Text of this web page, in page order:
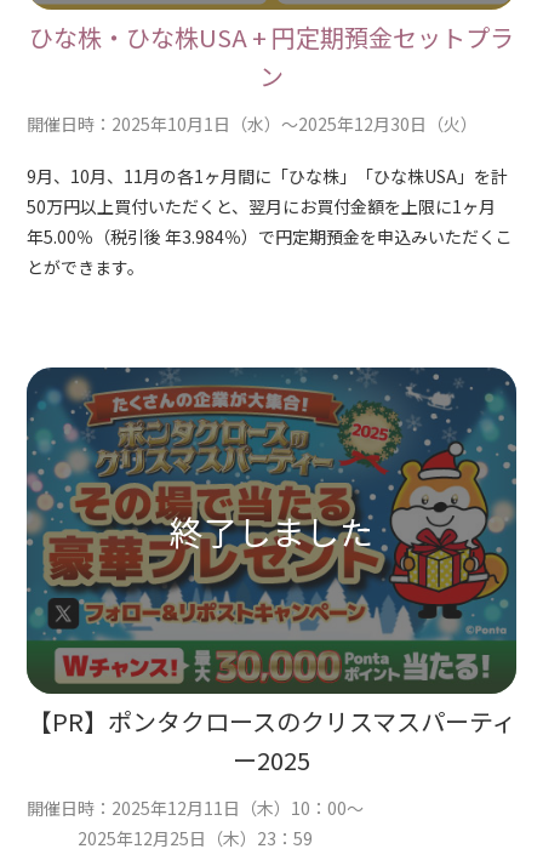
ひな株・ひな株USA + 円定期預金セットプラ
ン
開催日時：2025年10月1日（水）～2025年12月30日（火）
9月、10月、11月の各1ヶ月間に「ひな株」「ひな株USA」を計
50万円以上買付いただくと、翌月にお買付金額を上限に1ヶ月
年5.00％（税引後 年3.984％）で円定期預金を申込みいただくこ
とができます。
【PR】ポンタクロースのクリスマスパーティ
ー2025
開催日時：2025年12月11日（木）10：00～
2025年12月25日（木）23：59